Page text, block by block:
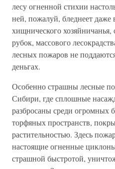
лесу огненной стихии
ней, пожалуй, бледнеет даже
хищнического
рубок, массового
лесных пожаров не
деньгах.
Особенно страшны лесные
Сибири, где сплошные
разбросаны среди огромных
торфяных пространств,
растительностью. Здесь
настоящие огненные
страшной быстротой,